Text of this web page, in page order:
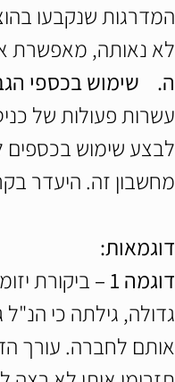
המדרגות שנקבעו
לא נאותה, מאפשרת
ה.    שימוש בכספי
עשרות פעולות של
לבצע שימוש בכספים
מחשבון זה. היעדר
דוגמאות:
דוגמה 1 –
ביקורת
גדולה, גילתה כי
אותם לחברה. עורך